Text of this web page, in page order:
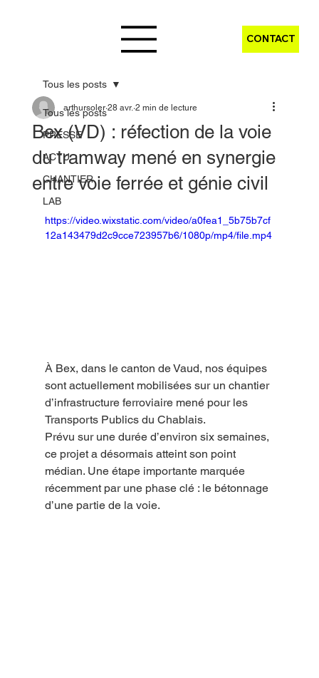
CONTACT
Tous les posts
PRESSE
ACTU
CHANTIER
LAB
Tous les posts
Bex (VD) : réfection de la voie
du tramway mené en synergie
entre voie ferrée et génie civil
arthursoler 28 avr. 2 min de lecture
https://video.wixstatic.com/video/a0fea1_5b75b7cf
12a143479d2c9cce723957b6/1080p/mp4/file.mp4
À Bex, dans le canton de Vaud, nos équipes
sont actuellement mobilisées sur un chantier
d’infrastructure ferroviaire mené pour les
Transports Publics du Chablais.
Prévu sur une durée d’environ six semaines,
ce projet a désormais atteint son point
médian. Une étape importante marquée
récemment par une phase clé : le bétonnage
d’une partie de la voie.